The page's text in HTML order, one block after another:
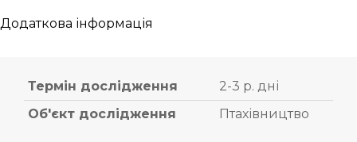
Додаткова інформація
Термін дослідження
2-3 р. дні
Об'єкт дослідження
Птахівництво